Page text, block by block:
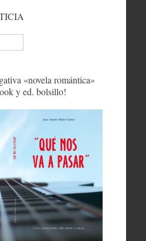
«novela romántica»
y ed. bolsillo!